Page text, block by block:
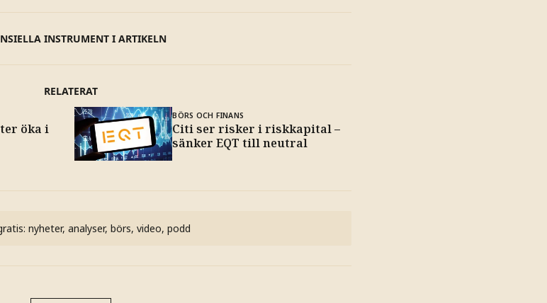
INSTRUMENT I ARTIKELN
RELATERAT
öka i
BÖRS OCH FINANS
Citi ser risker i riskkapital –
sänker EQT till neutral
nyheter, analyser, börs, video, podd